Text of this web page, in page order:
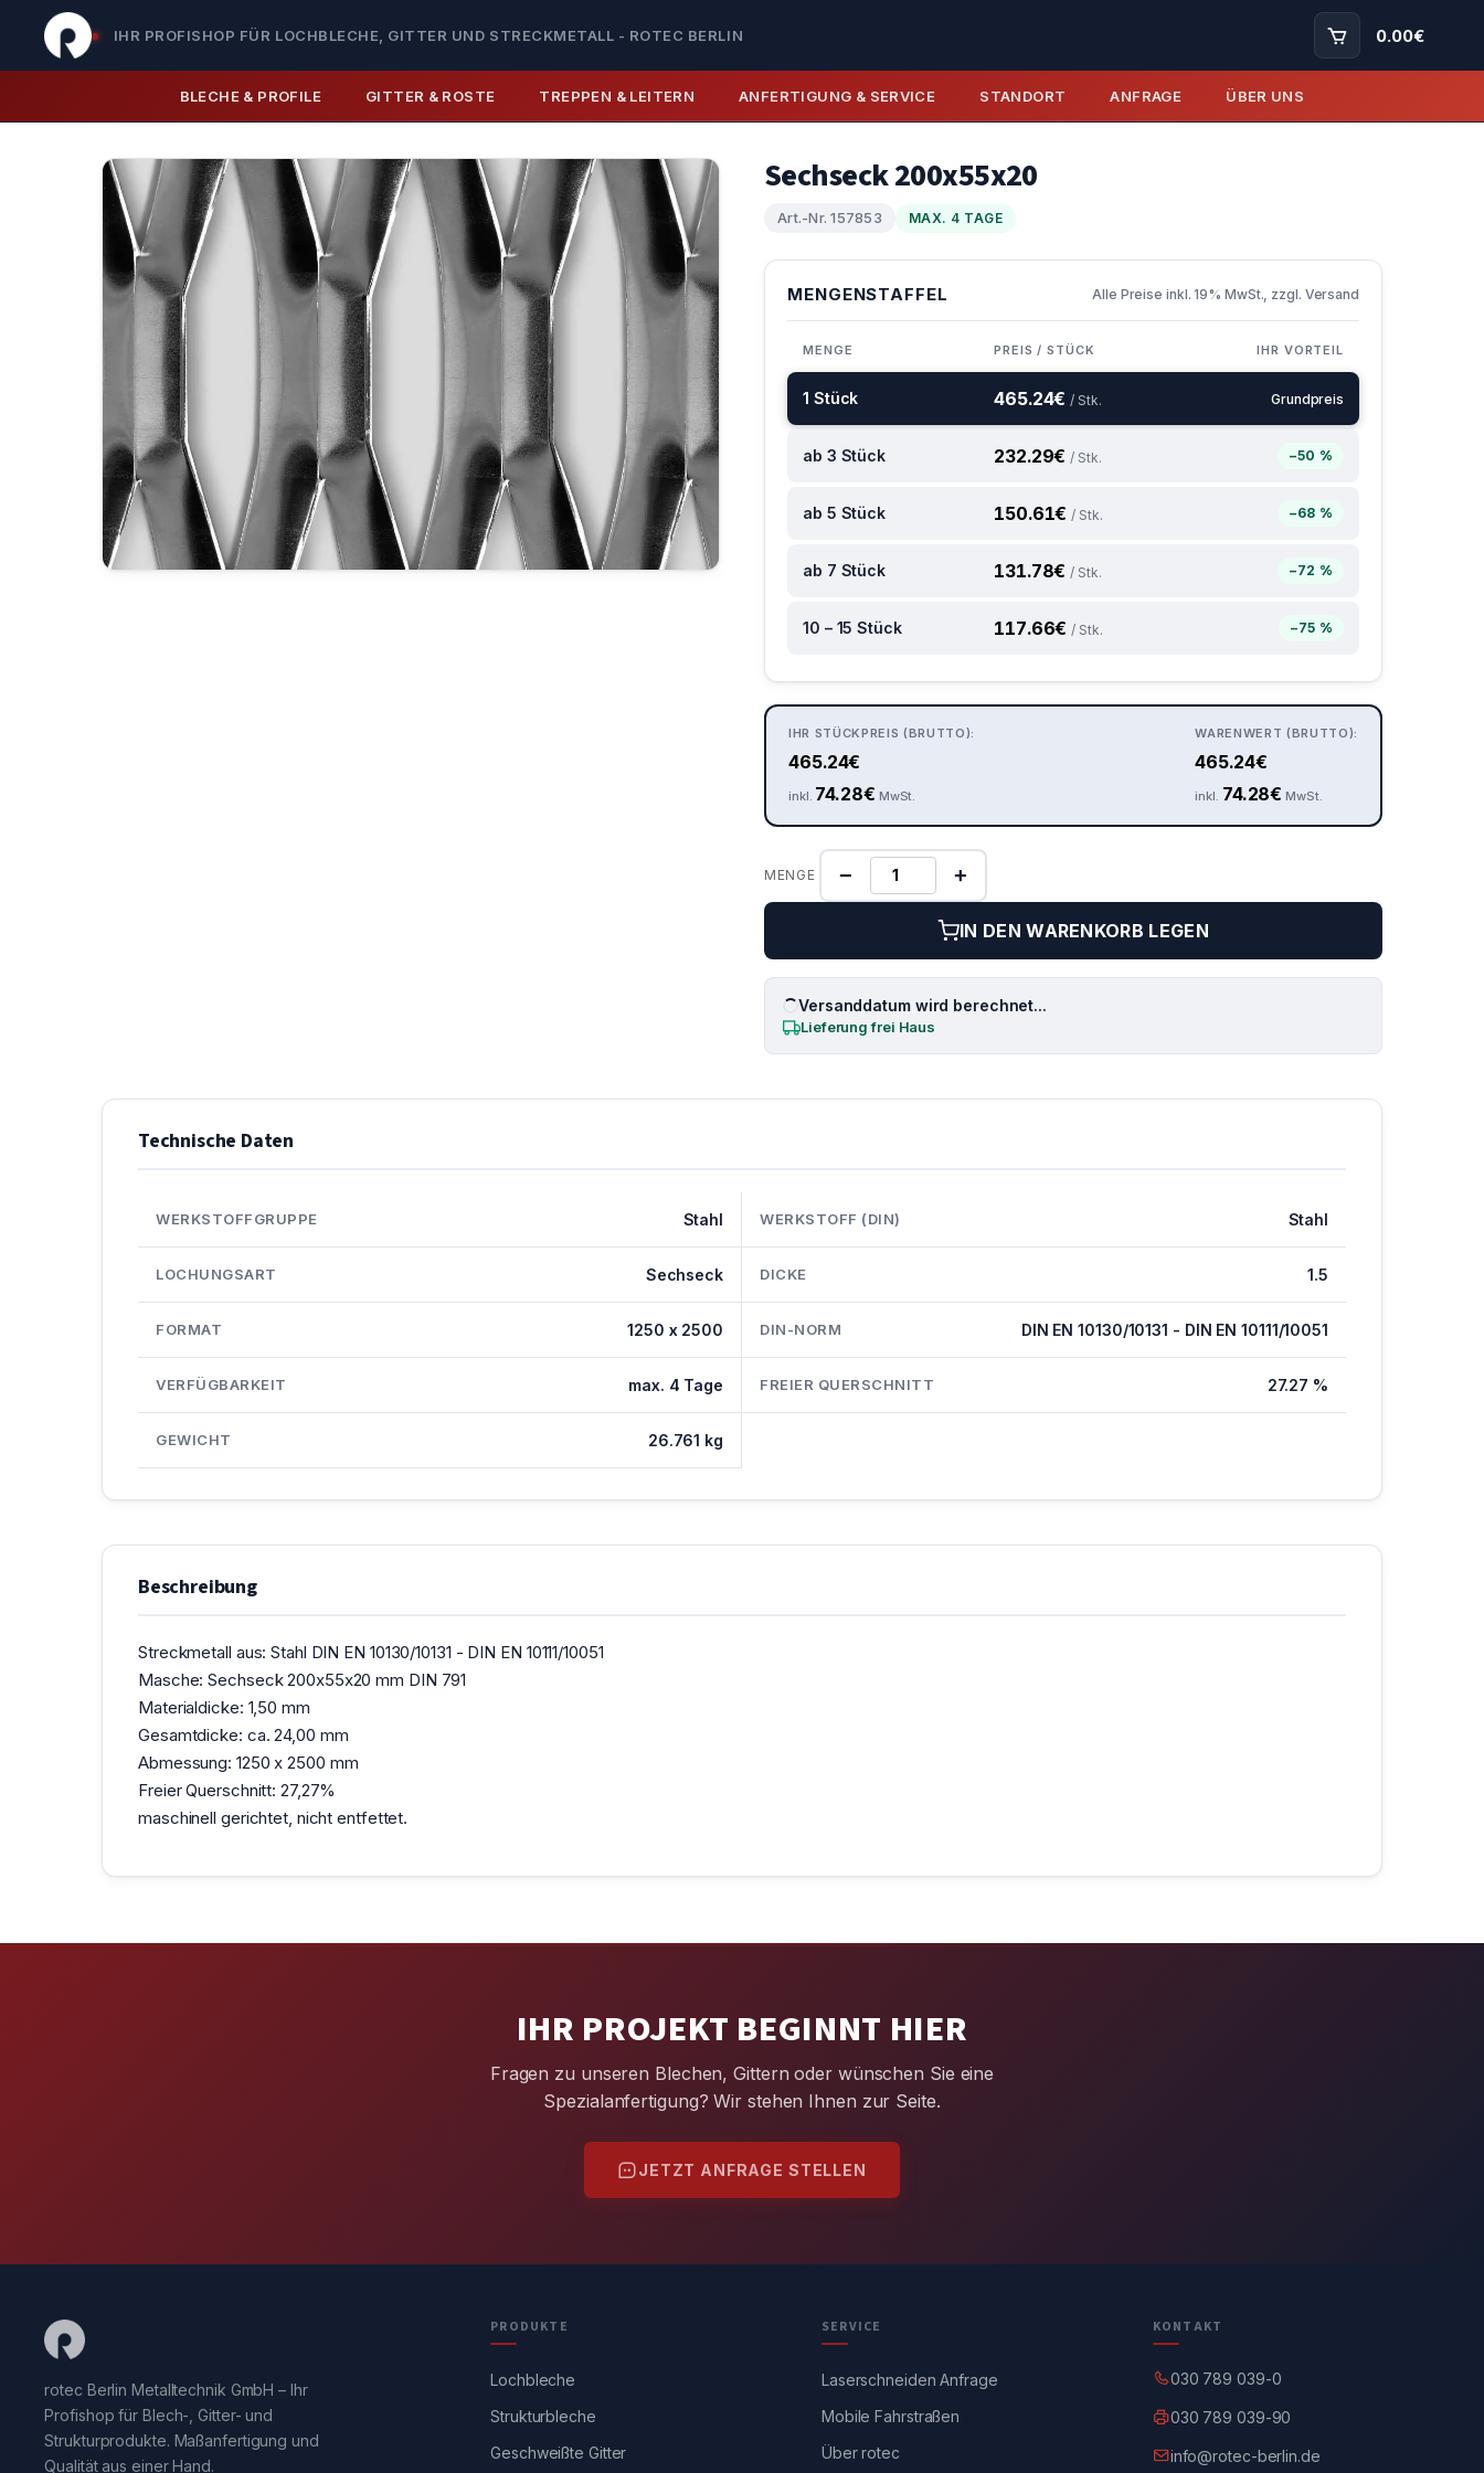
IHR PROFISHOP FÜR LOCHBLECHE, GITTER UND STRECKMETALL - ROTEC BERLIN 0.00€
BLECHE & PROFILE GITTER & ROSTE TREPPEN & LEITERN ANFERTIGUNG & SERVICE STANDORT ANFRAGE ÜBER UNS
Sechseck 200x55x20
Art.-Nr. 157853 MAX. 4 TAGE
MENGENSTAFFEL Alle Preise inkl. 19% MwSt., zzgl. Versand
MENGE PREIS / STÜCK IHR VORTEIL
1 Stück 465.24€ / Stk. Grundpreis
ab 3 Stück 232.29€ / Stk. −50 %
ab 5 Stück 150.61€ / Stk. −68 %
ab 7 Stück 131.78€ / Stk. −72 %
10 – 15 Stück 117.66€ / Stk. −75 %
IHR STÜCKPREIS (BRUTTO):
465.24€
inkl. 74.28€ MwSt.
WARENWERT (BRUTTO):
465.24€
inkl. 74.28€ MwSt.
MENGE − +
IN DEN WARENKORB LEGEN
Versanddatum wird berechnet...
Lieferung frei Haus
Technische Daten
WERKSTOFFGRUPPE Stahl WERKSTOFF (DIN) Stahl
LOCHUNGSART Sechseck DICKE 1.5
FORMAT 1250 x 2500 DIN-NORM DIN EN 10130/10131 - DIN EN 10111/10051
VERFÜGBARKEIT max. 4 Tage FREIER QUERSCHNITT 27.27 %
GEWICHT 26.761 kg
Beschreibung
Streckmetall aus: Stahl DIN EN 10130/10131 - DIN EN 10111/10051
Masche: Sechseck 200x55x20 mm DIN 791
Materialdicke: 1,50 mm
Gesamtdicke: ca. 24,00 mm
Abmessung: 1250 x 2500 mm
Freier Querschnitt: 27,27%
maschinell gerichtet, nicht entfettet.
IHR PROJEKT BEGINNT HIER
Fragen zu unseren Blechen, Gittern oder wünschen Sie eine
Spezialanfertigung? Wir stehen Ihnen zur Seite.
JETZT ANFRAGE STELLEN
rotec Berlin Metalltechnik GmbH – Ihr
Profishop für Blech-, Gitter- und
Strukturprodukte. Maßanfertigung und
Qualität aus einer Hand.
PRODUKTE
Lochbleche
Strukturbleche
Geschweißte Gitter
SERVICE
Laserschneiden Anfrage
Mobile Fahrstraßen
Über rotec
KONTAKT
030 789 039-0
030 789 039-90
info@rotec-berlin.de